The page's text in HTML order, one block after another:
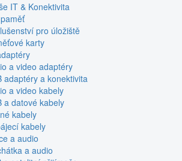
IT & Konektivita
pro úložiště
karty
a video adaptéry
adaptéry a konektivita
a video kabely
a datové kabely
kabely
kabely
a audio
a audio